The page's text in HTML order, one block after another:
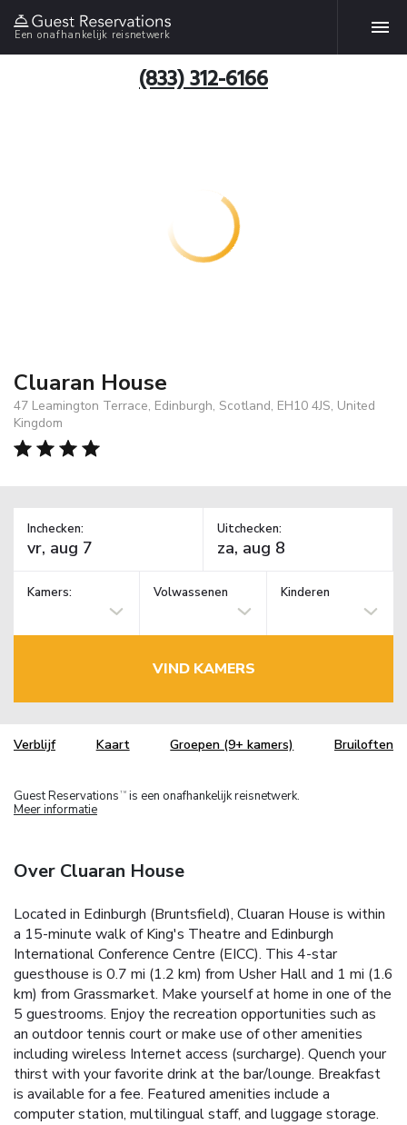
Een onafhankelijk reisnetwerk
(833) 312-6166
Cluaran House
47 Leamington Terrace, Edinburgh, Scotland, EH10 4JS, United
Kingdom
Inchecken: Uitchecken:
Kamers: Volwassenen Kinderen
VIND KAMERS
Verblijf Kaart Groepen (9+ kamers) Bruiloften
Guest Reservations TM is een onafhankelijk reisnetwerk.
Meer informatie
Over Cluaran House
Located in Edinburgh (Bruntsfield), Cluaran House is within
a 15-minute walk of King's Theatre and Edinburgh
International Conference Centre (EICC). This 4-star
guesthouse is 0.7 mi (1.2 km) from Usher Hall and 1 mi (1.6
km) from Grassmarket. Make yourself at home in one of the
5 guestrooms. Enjoy the recreation opportunities such as
an outdoor tennis court or make use of other amenities
including wireless Internet access (surcharge). Quench your
thirst with your favorite drink at the bar/lounge. Breakfast
is available for a fee. Featured amenities include a
computer station, multilingual staff, and luggage storage.